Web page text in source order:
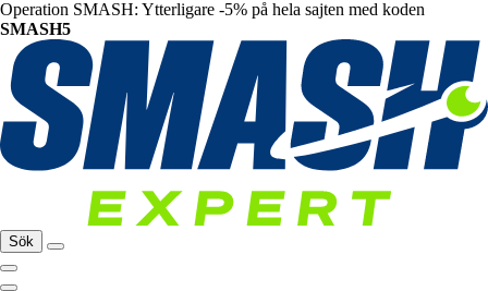
Operation SMASH: Ytterligare -5% på hela sajten med koden
SMASH5
Sök